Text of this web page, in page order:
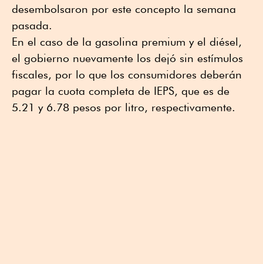
desembolsaron por este concepto la semana
pasada.
En el caso de la gasolina premium y el diésel,
el gobierno nuevamente los dejó sin estímulos
fiscales, por lo que los consumidores deberán
pagar la cuota completa de IEPS, que es de
5.21 y 6.78 pesos por litro, respectivamente.